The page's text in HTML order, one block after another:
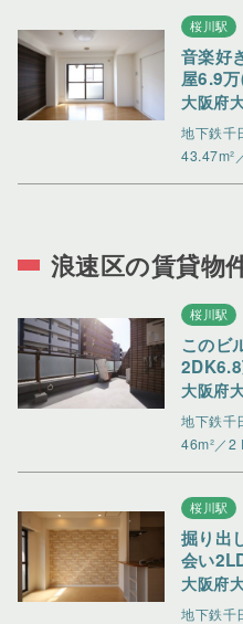
桜川駅
音楽好
屋6.9
大阪府
地下鉄千
43.47m²
浪速区の賃貸物
桜川駅
このビ
大阪府
地下鉄千
46m²／2
桜川駅
掘り出
会い
大阪府
地下鉄千